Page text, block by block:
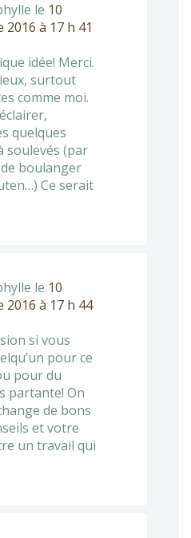
le 10
à 17 h 41
idée! Merci.
surtout
comme moi.
quelques
soulevés (par
boulanger
Ce serait
le 10
2016 à 17 h 44
si vous
pour ce
pour du
partante! On
de bons
et votre
un travail qui